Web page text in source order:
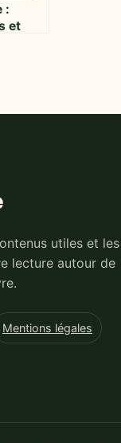
:
et
utiles et les
lecture autour de
Mentions légales